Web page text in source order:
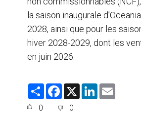
la saison inaugurale
2028, ainsi que pour les
hiver 2028-2029, dont les
en juin 2026.
S
F
e
X
L
0 0